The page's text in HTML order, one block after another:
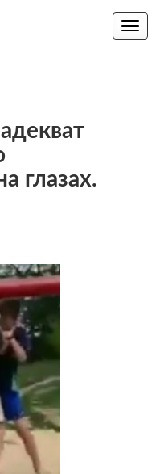
Toggle
глазах.